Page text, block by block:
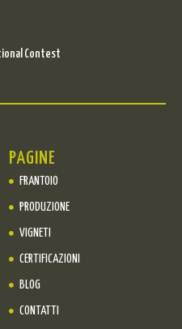
Contest
PAGINE
FRANTOIO
PRODUZIONE
VIGNETI
CERTIFICAZIONI
BLOG
CONTATTI